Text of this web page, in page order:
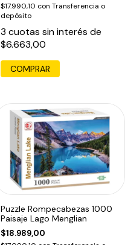
$17.990,10 con Transferencia o
depósito
3 cuotas sin interés de
$6.663,00
Puzzle Rompecabezas 1000
Paisaje Lago Menglian
$18.989,00